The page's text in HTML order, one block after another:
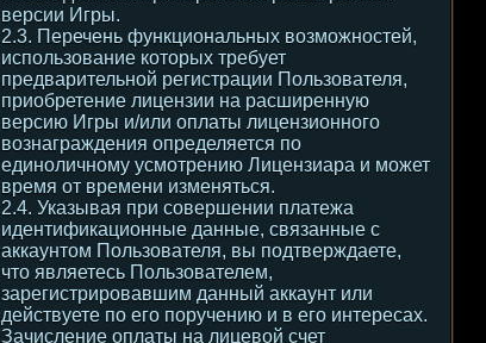
версии Игры.
2.3. Перечень функциональных возможностей,
использование которых требует
предварительной регистрации Пользователя,
приобретение лицензии на расширенную
версию Игры и/или оплаты лицензионного
вознаграждения определяется по
единоличному усмотрению Лицензиара и может
время от времени изменяться.
2.4. Указывая при совершении платежа
идентификационные данные, связанные с
аккаунтом Пользователя, вы подтверждаете,
что являетесь Пользователем,
зарегистрировавшим данный аккаунт или
действуете по его поручению и в его интересах.
Зачисление оплаты на лицевой счет